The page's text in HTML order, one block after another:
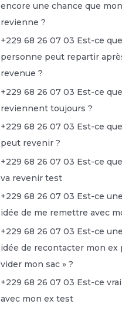
encore une chance que
revienne ?
+229 68 26 07 03 Est-ce
personne peut repartir
revenue ?
+229 68 26 07 03 Est-ce
reviennent toujours ?
+229 68 26 07 03 Est-ce
peut revenir ?
+229 68 26 07 03 Est-ce
va revenir test
+229 68 26 07 03 Est-ce
idée de me remettre avec
+229 68 26 07 03 Est-ce
idée de recontacter mon ex
vider mon sac » ?
+229 68 26 07 03 Est-ce
avec mon ex test